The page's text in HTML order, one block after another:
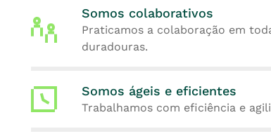
Somos colaborativos
Praticamos a colaboração em
duradouras.
Somos ágeis e eficientes
Trabalhamos com eficiência e